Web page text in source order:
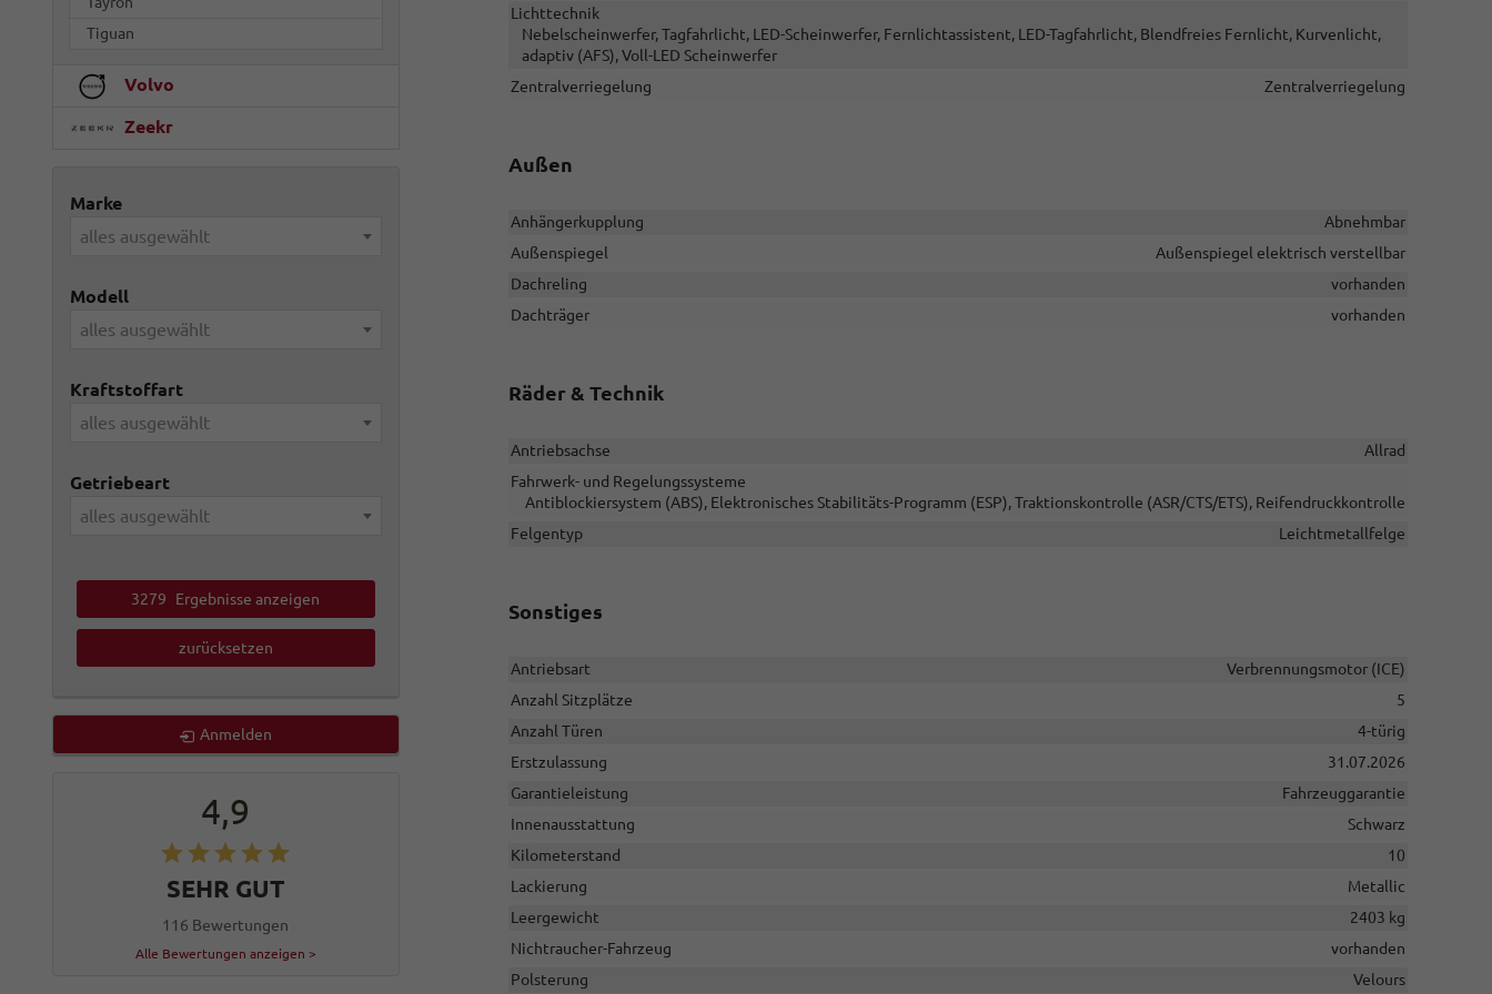
Lichttechnik
Nebelscheinwerfer, Tagfahrlicht, LED-Scheinwerfer, Fernlichtassistent, LED-Tagfahrlicht, Blendfreies Fernlicht, Kurvenlicht,
adaptiv (AFS), Voll-LED Scheinwerfer
Zentralverriegelung
Zentralverriegelung
Außen
Anhängerkupplung
Abnehmbar
Außenspiegel
Außenspiegel elektrisch verstellbar
Dachreling
vorhanden
Dachträger
vorhanden
Räder & Technik
Antriebsachse
Allrad
Fahrwerk- und Regelungssysteme
Antiblockiersystem (ABS), Elektronisches Stabilitäts-Programm (ESP), Traktionskontrolle (ASR/CTS/ETS), Reifendruckkontrolle
Felgentyp
Leichtmetallfelge
Sonstiges
Antriebsart
Verbrennungsmotor (ICE)
Anzahl Sitzplätze
5
Anzahl Türen
4-türig
Erstzulassung
31.07.2026
Garantieleistung
Fahrzeuggarantie
Innenausstattung
Schwarz
Kilometerstand
10
Lackierung
Metallic
Leergewicht
2403 kg
Nichtraucher-Fahrzeug
vorhanden
Polsterung
Velours
Tiguan
Volvo
Zeekr
Marke
alles ausgewählt
Modell
alles ausgewählt
Kraftstoffart
alles ausgewählt
Getriebeart
alles ausgewählt
3279 Ergebnisse anzeigen
zurücksetzen
Anmelden
4,9
SEHR GUT
116 Bewertungen
Alle Bewertungen anzeigen >